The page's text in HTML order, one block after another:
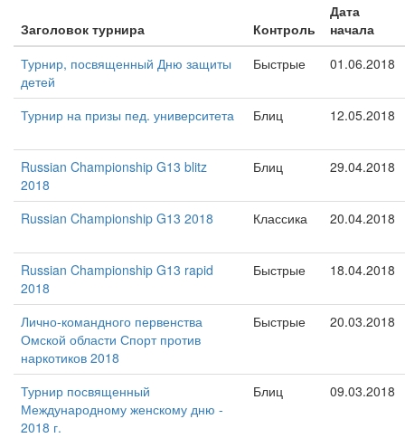
Заголовок турнира Контроль
Дата
начала
Турнир, посвященный Дню защиты
детей
Быстрые 01.06.2018
Турнир на призы пед. университета Блиц 12.05.2018
Russian Championship G13 blitz
2018
Блиц 29.04.2018
Russian Championship G13 2018 Классика 20.04.2018
Russian Championship G13 rapid
2018
Быстрые 18.04.2018
Лично-командного первенства
Омской области Спорт против
наркотиков 2018
Быстрые 20.03.2018
Турнир посвященный
Международному женскому дню -
2018 г.
Блиц 09.03.2018